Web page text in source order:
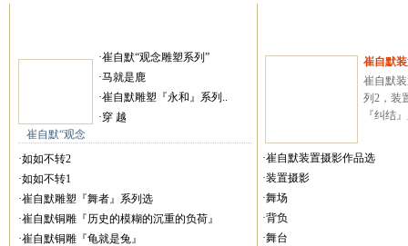
崔自默“观念
·崔自默“观念雕塑系列”
·马就是鹿
·崔自默雕塑『永和』系列..
·穿 越
·如如不转2
·如如不转1
·崔自默雕塑『舞者』系列选
·崔自默铜雕『历史的模糊的沉重的负荷』
·崔自默铜雕『龟就是兔』
崔自默
崔自默
列2，装
『纠结
·崔自默装置摄影作品选
·装置摄影
·舞场
·背负
·舞台